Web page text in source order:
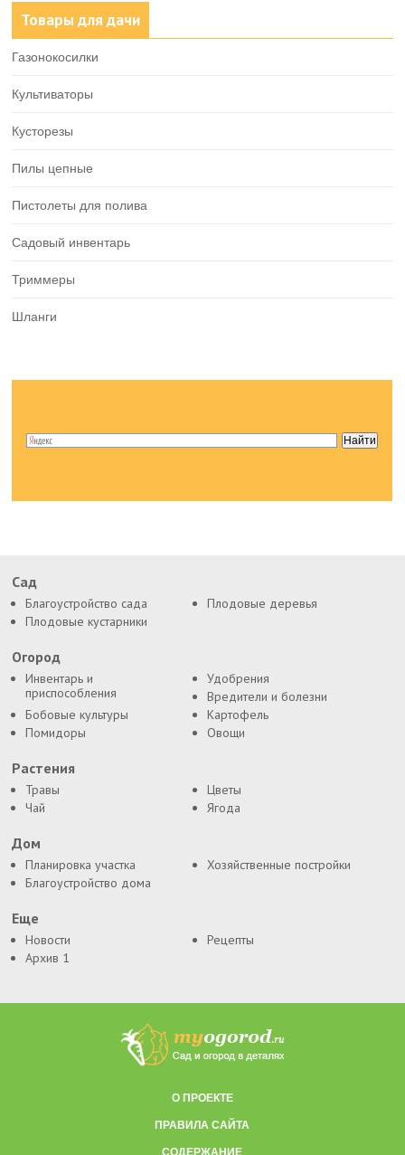
Товары для дачи
Газонокосилки
Культиваторы
Кусторезы
Пилы цепные
Пистолеты для полива
Садовый инвентарь
Триммеры
Шланги
Сад
Благоустройство сада
Плодовые деревья
Плодовые кустарники
Огород
Инвентарь и
приспособления
Удобрения
Вредители и болезни
Бобовые культуры
Картофель
Помидоры
Овощи
Растения
Травы
Цветы
Чай
Ягода
Дом
Планировка участка
Хозяйственные постройки
Благоустройство дома
Еще
Новости
Рецепты
Архив 1
О ПРОЕКТЕ
ПРАВИЛА САЙТА